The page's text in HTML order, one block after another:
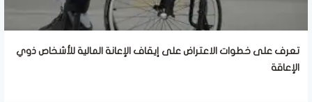
تعرف على خطوات الاعتراض على إيقاف الإعانة المالية للأشخاص ذوي
الإعاقة